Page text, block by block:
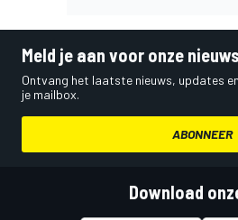
Meld je aan voor onze
Ontvang het laatste nieuws, updates
je mailbox.
ABONNEER
Download